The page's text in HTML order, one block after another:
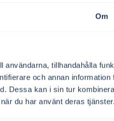
Om
användarna, tillhandahålla
och annan information
Dessa kan i sin tur
du har använt deras tjänster.
en bostadsrättsförening
elkostnaderna genom egen
sig väl för solceller,
påverkas framför allt av
ditt elpris och din årliga
ger ofta bättre kalkyl